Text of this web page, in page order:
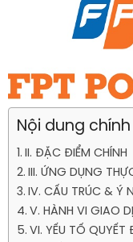
Nội dung chính
II. ĐẶC ĐIỂM CHÍNH
III. ỨNG DỤNG
IV. CẤU TRÚC & Ý
V. HÀNH VI GIAO
VI. YẾU TỐ QUYẾT